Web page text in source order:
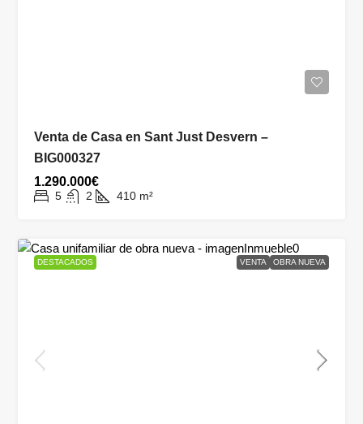
Venta de Casa en Sant Just Desvern –
BIG000327
1.290.000€
5 2 410 m²
DESTACADOS VENTA OBRA NUEVA